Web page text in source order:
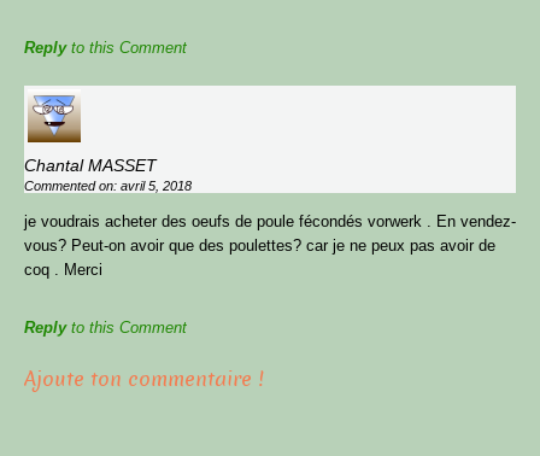
Replyto this Comment
Chantal MASSET
Commented on: avril 5, 2018
je voudrais acheter des oeufs de poule fécondés vorwerk . En vendez-
vous? Peut-on avoir que des poulettes? car je ne peux pas avoir de
coq . Merci
Replyto this Comment
Ajoute ton commentaire !